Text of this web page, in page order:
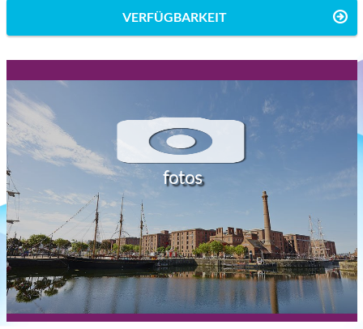
VERFÜGBARKEIT
fotos